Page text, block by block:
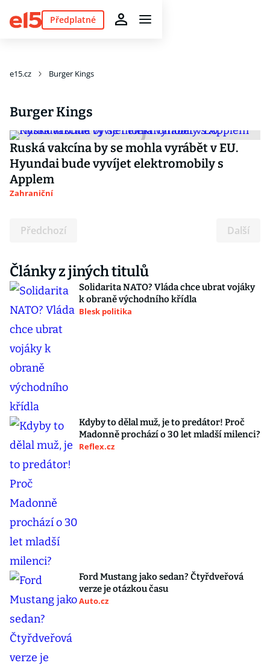
Předplatné
e15.cz Burger Kings
Burger Kings
Ruská vakcína by se mohla vyrábět v EU.
Hyundai bude vyvíjet elektromobily s
Applem
Zahraniční
Předchozí Další
Články z jiných titulů
Solidarita NATO? Vláda chce ubrat vojáky
k obraně východního křídla
Blesk politika
Kdyby to dělal muž, je to predátor! Proč
Madonně prochází o 30 let mladší milenci?
Reflex.cz
Ford Mustang jako sedan? Čtyřdveřová
verze je otázkou času
Auto.cz